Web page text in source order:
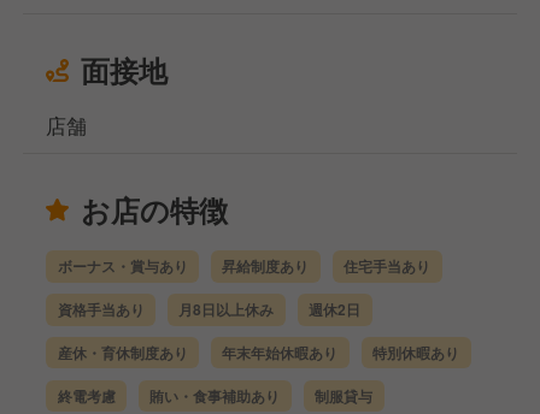
面接地
店舗
お店の特徴
ボーナス・賞与あり 昇給制度あり 住宅手当あり
資格手当あり 月8日以上休み 週休2日
産休・育休制度あり 年末年始休暇あり 特別休暇あり
終電考慮 賄い・食事補助あり 制服貸与